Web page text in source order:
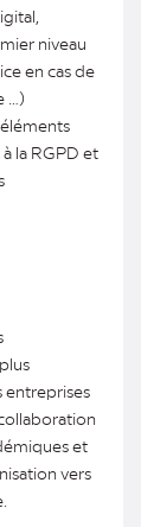
niveau
en cas de
…)
la RGPD et
entreprises
et
vers